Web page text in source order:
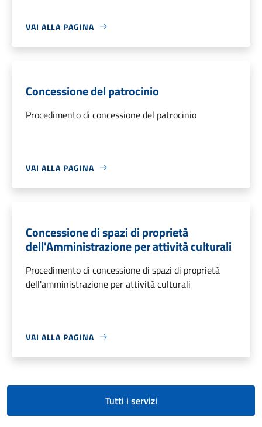
VAI ALLA PAGINA
Concessione del patrocinio
Procedimento di concessione del patrocinio
VAI ALLA PAGINA
Concessione di spazi di proprietà
dell'Amministrazione per attività culturali
Procedimento di concessione di spazi di proprietà
dell'amministrazione per attività culturali
VAI ALLA PAGINA
Tutti i servizi